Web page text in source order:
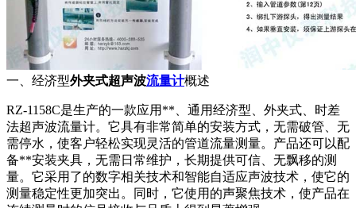
一、经济型外夹式超声波流量计概述
RZ-1158C是生产的一款应用**、通用经济型、外夹式、时差
法超声波流量计。它具有非常简单的安装方式，无需破管、无
需停水，使客户轻松实现灵活的管道流量测量。产品还可以配
备**安装夹具，无需日常维护，长期提供可信、无飘移的测
量。它采用了的数字相关技术和智能自适应声波技术，使它的
测量稳定性更加突出。同时，它使用的声聚焦技术，使产品在